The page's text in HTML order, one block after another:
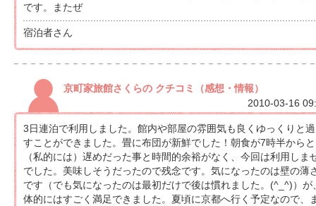
です。またぜ
宿泊者さん
京町家旅館さくらの クチコミ（感想・情報）
2010-03-16
3日連泊で利用しました。館内や部屋の雰囲気も良くゆっくりと
すことができました。畳に布団が新鮮でした！朝食が7時半からと
（私的には）遅めだった事と時間的余裕がなく、今回は利用しま
でした。美味しそうだったので残念です。気になったのは壁の薄
です（でも気になったのは最初だけで後は慣れました。(^_^)）が
体的にはすごく満足できました。夏頃に京都へ行く予定なので、